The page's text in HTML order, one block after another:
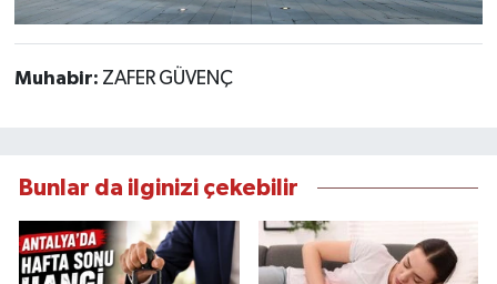
Muhabir: ZAFER GÜVENÇ
Bunlar da ilginizi çekebilir